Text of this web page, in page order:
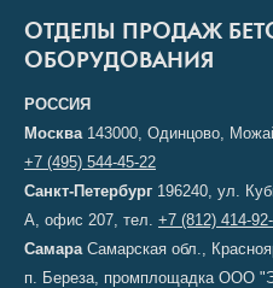
ОТДЕЛЫ ПРОДАЖ
ОБОРУДОВАНИЯ
РОССИЯ
Москва143000, Одинцово,
+7 (495) 544-45-22
Санкт-Петербург 196240, ул.
А, офис 207, тел. +7 (812) 414-
СамараСамарская обл.,
п. Береза, промплощадка ООО